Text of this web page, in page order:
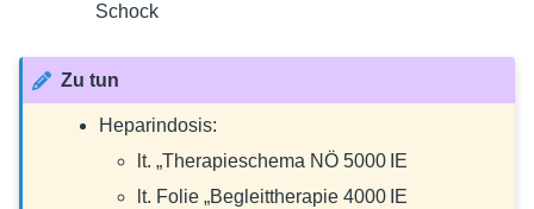
Schock
Zu tun
Heparindosis:
lt. „Therapieschema NÖ 5000 IE
lt. Folie „Begleittherapie 4000 IE